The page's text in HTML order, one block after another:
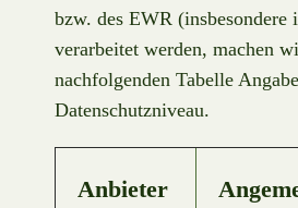
bzw. des EWR (insbesondere
verarbeitet werden, machen
nachfolgenden Tabelle
Datenschutzniveau.
Anbieter